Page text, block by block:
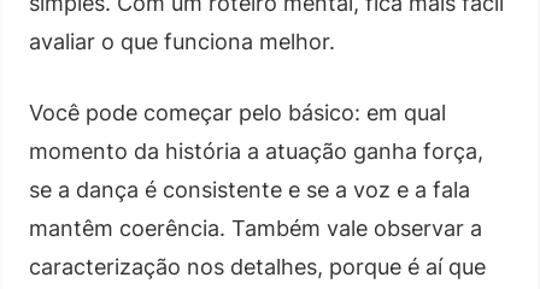
avaliar o que funciona melhor.
Você pode começar pelo básico: em qual
momento da história a atuação ganha força,
se a dança é consistente e se a voz e a fala
mantêm coerência. Também vale observar a
caracterização nos detalhes, porque é aí que